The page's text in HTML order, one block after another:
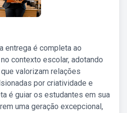
entrega é completa ao
contexto escolar, adotando
valorizam relações
por criatividade e
é guiar os estudantes em sua
uma geração excepcional,